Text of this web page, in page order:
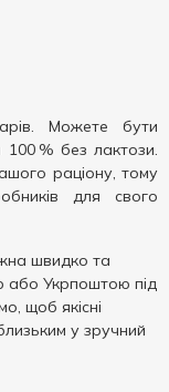
Можете бути
% без лактози.
раціону, тому
для свого
швидко та
або Укрпоштою під
щоб якісні
у зручний